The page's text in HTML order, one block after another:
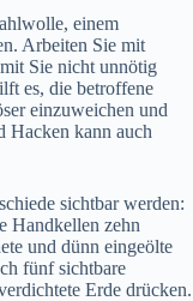
einem
Arbeiten Sie mit
Sie nicht unnötig
es, die betroffene
einzuweichen und
Hacken kann auch
sichtbar werden:
Handkellen zehn
und dünn eingeölte
fünf sichtbare
Erde drücken.